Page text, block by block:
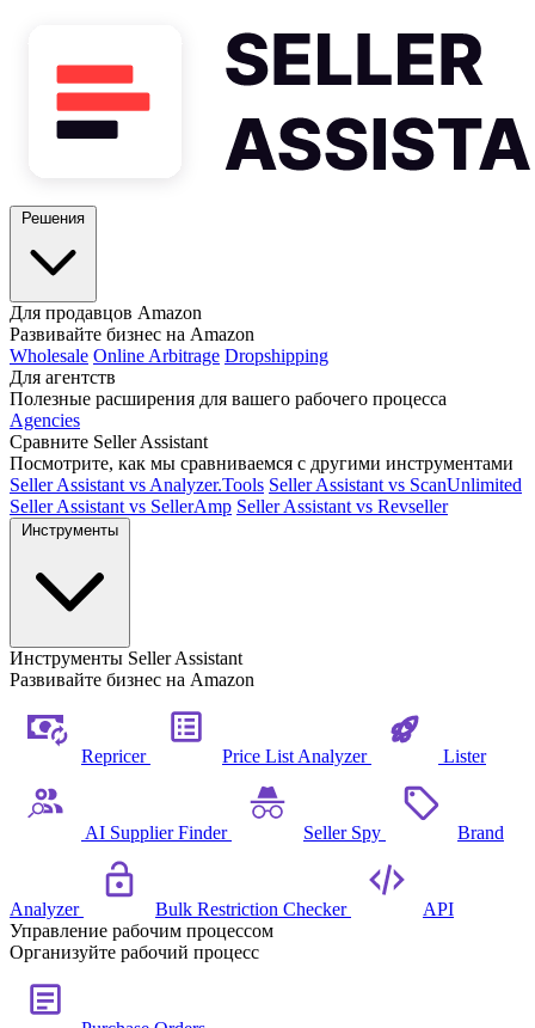
Для продавцов Amazon
Развивайте бизнес на Amazon
Wholesale Online Arbitrage Dropshipping
Для агентств
Полезные расширения для вашего рабочего процесса
Agencies
Сравните Seller Assistant
Посмотрите, как мы сравниваемся с другими инструментами
Seller Assistant vs Analyzer.Tools Seller Assistant vs ScanUnlimited
Seller Assistant vs SellerAmp Seller Assistant vs Revseller
Инструменты Seller Assistant
Развивайте бизнес на Amazon
Repricer Price List Analyzer Lister
AI Supplier Finder Seller Spy Brand
Analyzer Bulk Restriction Checker
API
Управление рабочим процессом
Организуйте рабочий процесс